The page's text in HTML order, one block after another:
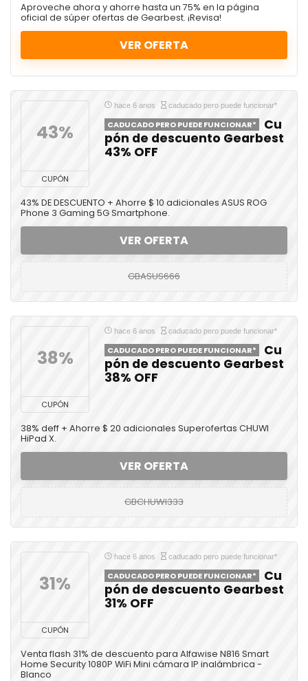
Aproveche ahora y ahorre hasta un 75% en la página
oficial de súper ofertas de Gearbest. ¡Revisa!
VER OFERTA
43%
CUPÓN
hace 6 anos caducado pero puede funcionar*
CADUCADO PERO PUEDE FUNCIONAR*
Cu
pón de descuento Gearbest
43% OFF
43% DE DESCUENTO + Ahorre $ 10 adicionales ASUS ROG
Phone 3 Gaming 5G Smartphone.
VER OFERTA
GBASUS666
38%
CUPÓN
hace 6 anos caducado pero puede funcionar*
CADUCADO PERO PUEDE FUNCIONAR*
Cu
pón de descuento Gearbest
38% OFF
38% deff + Ahorre $ 20 adicionales Superofertas CHUWI
HiPad X.
VER OFERTA
GBCHUWI333
31%
CUPÓN
hace 6 anos caducado pero puede funcionar*
CADUCADO PERO PUEDE FUNCIONAR*
Cu
pón de descuento Gearbest
31% OFF
Venta flash 31% de descuento para Alfawise N816 Smart
Home Security 1080P WiFi Mini cámara IP inalámbrica -
Blanco